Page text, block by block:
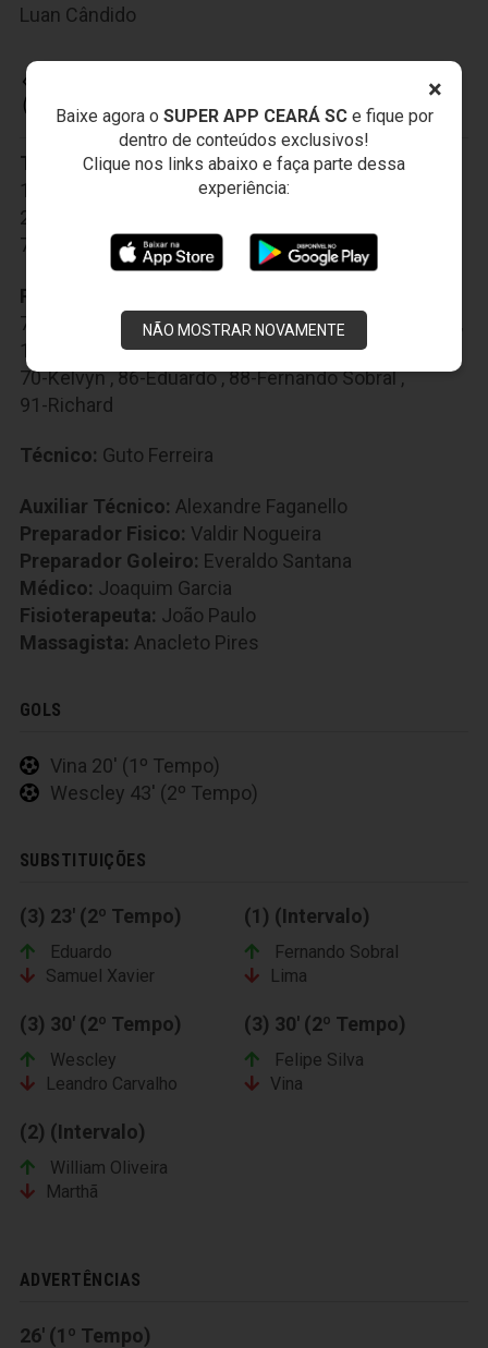
×
Baixe agora o SUPER APP CEARÁ SCe fique por
dentro de conteúdos exclusivos!
Clique nos links abaixo e faça parte dessa
experiência:
NÃO MOSTRAR NOVAMENTE
Luan Cândido
CEARÁ SPORTING CLUB
Titulares:1-Fernando Prass, 6-Bruno Pacheco
13-Luiz Otávio
15-Gabriel Lacerda
22-Samuel Xavier
74-Marthã ,80-Leandro Carvalho,89-Cléber
Reservas:
7-Mateus Gonçalves,8-Ricardinho,10-Felipe Silva
11-Rafael Sobis,30-Bergson,39-Wescley
70-Kelvyn,86-Eduardo,88-Fernando Sobral,
91-Richard
Técnico: Guto Ferreira
Auxiliar Técnico: Alexandre Faganello
Preparador Fisico: Valdir Nogueira
Preparador Goleiro: Everaldo Santana
Médico: Joaquim Garcia
Fisioterapeuta: João Paulo
Massagista: Anacleto Pires
GOLS
Vina 20' (1º Tempo)
Wescley 43' (2º Tempo)
SUBSTITUIÇÕES
(3) 23' (2º Tempo)
Eduardo
Samuel Xavier
(1) (Intervalo)
Fernando Sobral
Lima
(3) 30' (2º Tempo)
Wescley
Leandro Carvalho
(3) 30' (2º Tempo)
Felipe Silva
Vina
(2) (Intervalo)
William Oliveira
Marthã
ADVERTÊNCIAS
26' (1º Tempo)